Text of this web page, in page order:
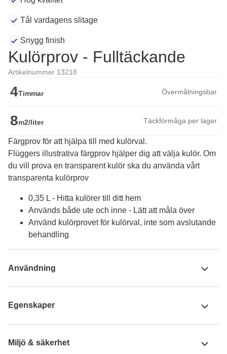
Tål vardagens slitage
Snygg finish
Kulörprov - Fulltäckande
Artikelnummer 13218
4Timmar Övermålningsbar
8m2/liter Täckförmåga per lager
Färgprov för att hjälpa till med kulörval.
Flüggers illustrativa färgprov hjälper dig att välja kulör. Om
du vill prova en transparent kulör ska du använda vårt
transparenta kulörprov
0,35 L - Hitta kulörer till ditt hem
Används både ute och inne - Lätt att måla över
Använd kulörprovet för kulörval, inte som avslutande
behandling
Användning
Egenskaper
Miljö & säkerhet